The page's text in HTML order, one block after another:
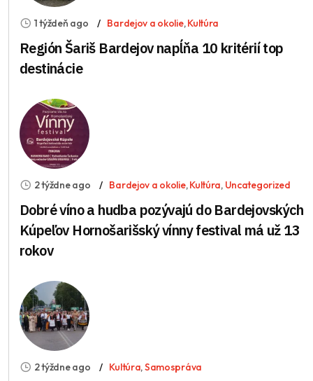
1 týždeň ago Bardejov a okolie,Kultúra
Región Šariš Bardejov napĺňa 10 kritérií top
destinácie
2 týždne ago Bardejov a okolie,Kultúra, Uncategorized
Dobré víno a hudba pozývajú do Bardejovských
Kúpeľov Hornošarišský vínny festival má už 13
rokov
2 týždne ago Kultúra,Samospráva